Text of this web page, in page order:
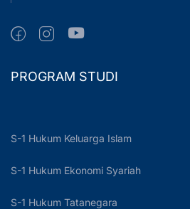
PROGRAM STUDI
S-1 Hukum Keluarga Islam
S-1 Hukum Ekonomi Syariah
S-1 Hukum Tatanegara